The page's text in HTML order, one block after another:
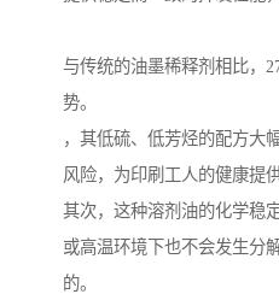
与传统的油墨稀释剂相比，
势。
，其低硫、低芳烃的配方大
风险，为印刷工人的健康提供
其次，这种溶剂油的化学稳
或高温环境下也不会发生分
的。